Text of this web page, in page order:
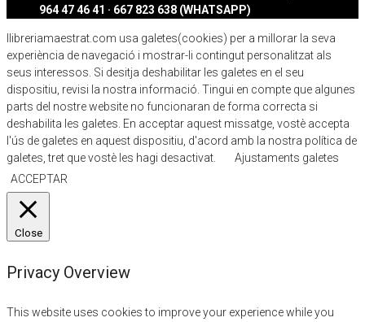
964 47 46 41 · 667 823 638 (WHATSAPP)
llibreriamaestrat.com usa galetes(cookies) per a millorar la seva
experiència de navegació i mostrar-li contingut personalitzat als
seus interessos. Si desitja deshabilitar les galetes en el seu
dispositiu, revisi la nostra informació. Tingui en compte que algunes
parts del nostre website no funcionaran de forma correcta si
deshabilita les galetes. En acceptar aquest missatge, vostè accepta
l'ús de galetes en aquest dispositiu, d'acord amb la nostra política de
galetes, tret que vostè les hagi desactivat.
Ajustaments galetes
ACCEPTAR
Close
Privacy Overview
This website uses cookies to improve your experience while you